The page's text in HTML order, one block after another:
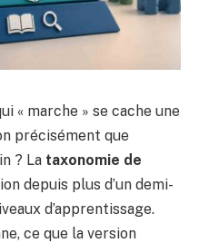
« marche » se cache une
précisément que
? La taxonomie de
depuis plus d’un demi-
d’apprentissage.
ce que la version